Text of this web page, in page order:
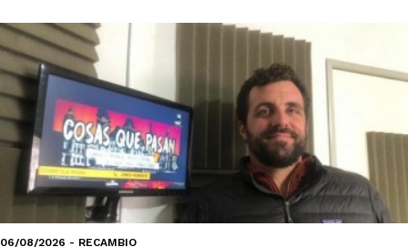
06/08/2026 - RECAMBIO